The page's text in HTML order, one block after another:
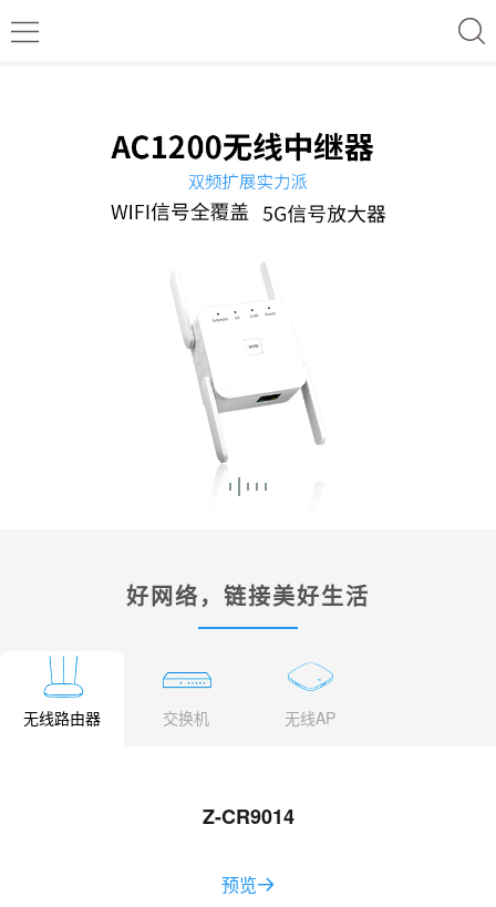
好网络，链接美好生活
无线路由器 交换机 无线AP
Z-CR9014
预览